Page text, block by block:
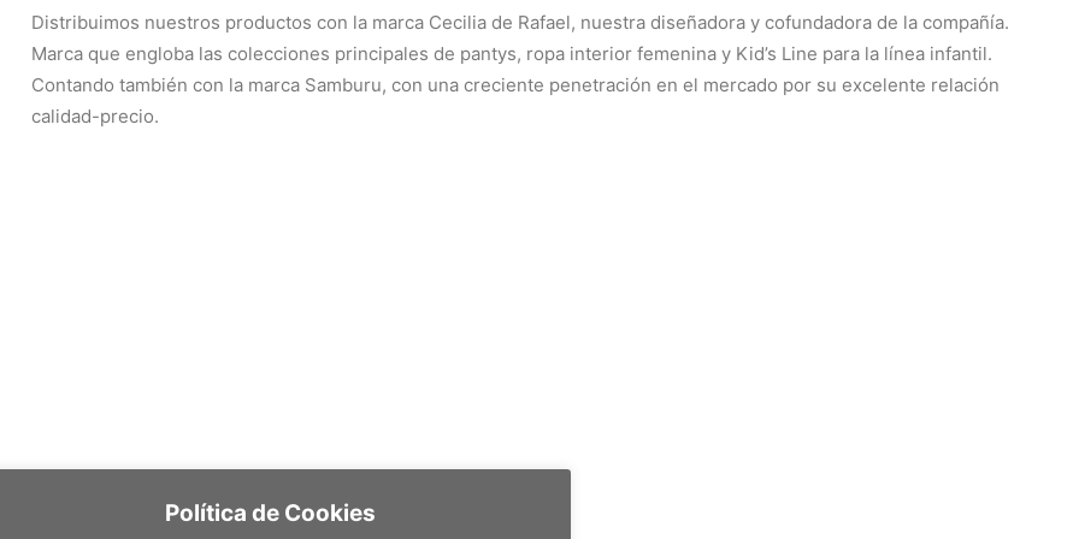
Distribuimos nuestros productos con la marca Cecilia de Rafael, nuestra diseñadora y cofundadora de la compañía.
Marca que engloba las colecciones principales de pantys, ropa interior femenina y Kid’s Line para la línea infantil.
Contando también con la marca Samburu, con una creciente penetración en el mercado por su excelente relación
calidad-precio.
Política de Cookies